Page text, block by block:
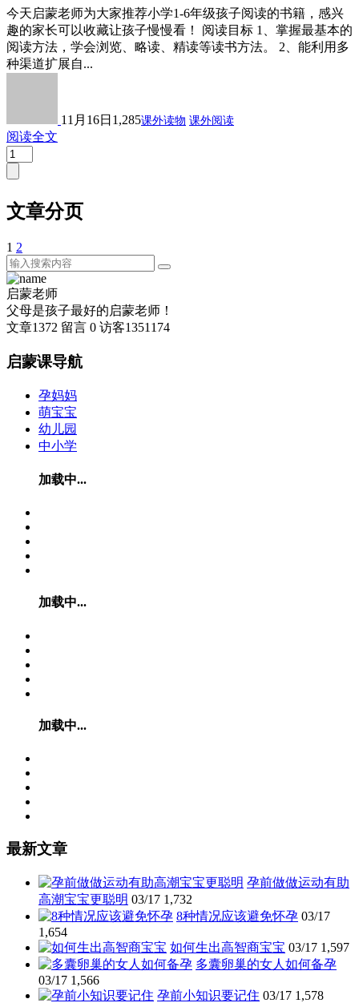
今天启蒙老师为大家推荐小学1-6年级孩子阅读的书籍，感兴
趣的家长可以收藏让孩子慢慢看！ 阅读目标 1、掌握最基本的
阅读方法，学会浏览、略读、精读等读书方法。 2、能利用多
种渠道扩展自...
11月16日 1,285课外读物 课外阅读
阅读全文
文章分页
1 2
启蒙老师
父母是孩子最好的启蒙老师！
文章1372 留言 0 访客1351174
启蒙课导航
孕妈妈
萌宝宝
幼儿园
中小学
加载中...
加载中...
加载中...
最新文章
孕前做做运动有助
高潮宝宝更聪明 03/17 1,732
8种情况应该避免怀孕 03/17
1,654
如何生出高智商宝宝 03/17 1,597
多囊卵巢的女人如何备孕
03/17 1,566
孕前小知识要记住 03/17 1,578